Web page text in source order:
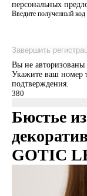
персональных
Введите полученный
Завершить
Вы не авторизованы
Укажите ваш номер
подтверждения.
Бюстье
GOTIC